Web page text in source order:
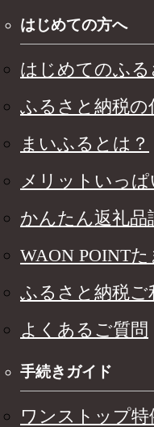
はじめての方へ
はじめてのふ
ふるさと納税の
まいふるとは？
メリットいっ
かんたん返礼品
WAON POINT
ふるさと納税ご
よくあるご質問
手続きガイド
ワンストップ特